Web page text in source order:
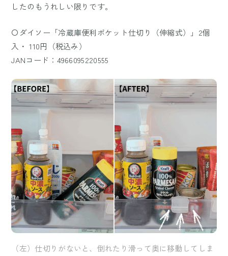
したのもうれしい限りです。
〇ダイソー「冷蔵庫便利ポケット仕切り（伸縮式）」2個
入・ 110円（税込み）
JANコード：4966095220555
（左）仕切りがないと、倒れたり滑って奥に移動してしま